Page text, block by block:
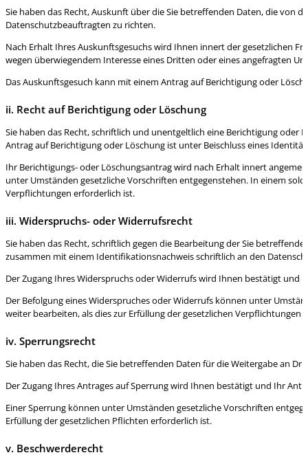
Sie haben das Recht, Auskunft über die Sie betreffenden Daten, die von
Datenschutzbeauftragten zu richten.
Nach Erhalt Ihres Auskunftsgesuchs wird Ihnen innert der gesetzlichen
wegen überwiegendem Interesse eines Dritten oder eines angefragten
Das Auskunftsgesuch kann mit einem Antrag auf Berichtigung oder
ii. Recht auf Berichtigung oder Löschung
Sie haben das Recht, schriftlich und unentgeltlich eine Berichtigung
Antrag auf Berichtigung oder Löschung ist unter Beischluss eines
Ihr Berichtigungs- oder Löschungsantrag wird nach Erhalt innert
unter Umständen gesetzliche Vorschriften entgegenstehen. In einem
Verpflichtungen erforderlich ist.
iii. Widerspruchs- oder Widerrufsrecht
Sie haben das Recht, schriftlich gegen die Bearbeitung der Sie
zusammen mit einem Identifikationsnachweis schriftlich an den
Der Zugang Ihres Widerspruchs oder Widerrufs wird Ihnen bestätigt und
Der Befolgung eines Widerspruches oder Widerrufs können unter
weiter bearbeiten, als dies zur Erfüllung der gesetzlichen Verpflichtungen
iv. Sperrungsrecht
Sie haben das Recht, die Sie betreffenden Daten für die Weitergabe an
Der Zugang Ihres Antrages auf Sperrung wird Ihnen bestätigt und Ihr
Einer Sperrung können unter Umständen gesetzliche Vorschriften
Erfüllung der gesetzlichen Pflichten erforderlich ist.
v. Beschwerderecht